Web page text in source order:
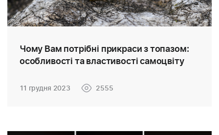
Чому Вам потрібні прикраси з топазом:
особливості та властивості самоцвіту
11 грудня 2023 2555